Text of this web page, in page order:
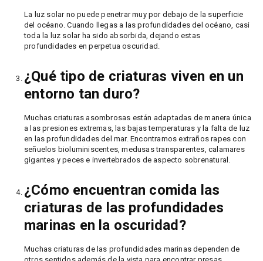
La luz solar no puede penetrar muy por debajo de la superficie
del océano. Cuando llegas a las profundidades del océano, casi
toda la luz solar ha sido absorbida, dejando estas
profundidades en perpetua oscuridad.
¿Qué tipo de criaturas viven en un
entorno tan duro?
Muchas criaturas asombrosas están adaptadas de manera única
a las presiones extremas, las bajas temperaturas y la falta de luz
en las profundidades del mar. Encontramos extraños rapes con
señuelos bioluminiscentes, medusas transparentes, calamares
gigantes y peces e invertebrados de aspecto sobrenatural.
¿Cómo encuentran comida las
criaturas de las profundidades
marinas en la oscuridad?
Muchas criaturas de las profundidades marinas dependen de